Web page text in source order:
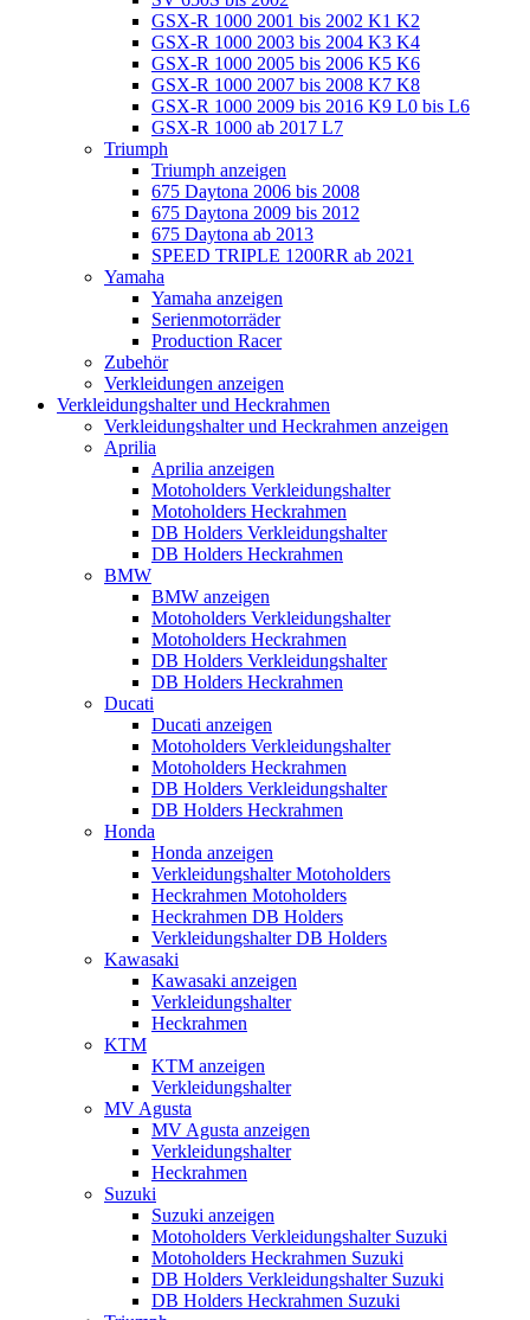
GSX-R 1000 2001 bis 2002 K1 K2
GSX-R 1000 2003 bis 2004 K3 K4
GSX-R 1000 2005 bis 2006 K5 K6
GSX-R 1000 2007 bis 2008 K7 K8
GSX-R 1000 2009 bis 2016 K9 L0 bis L6
GSX-R 1000 ab 2017 L7
Triumph
Triumph anzeigen
675 Daytona 2006 bis 2008
675 Daytona 2009 bis 2012
675 Daytona ab 2013
SPEED TRIPLE 1200RR ab 2021
Yamaha
Yamaha anzeigen
Serienmotorräder
Production Racer
Zubehör
Verkleidungen anzeigen
Verkleidungshalter und Heckrahmen
Verkleidungshalter und Heckrahmen anzeigen
Aprilia
Aprilia anzeigen
Motoholders Verkleidungshalter
Motoholders Heckrahmen
DB Holders Verkleidungshalter
DB Holders Heckrahmen
BMW
BMW anzeigen
Motoholders Verkleidungshalter
Motoholders Heckrahmen
DB Holders Verkleidungshalter
DB Holders Heckrahmen
Ducati
Ducati anzeigen
Motoholders Verkleidungshalter
Motoholders Heckrahmen
DB Holders Verkleidungshalter
DB Holders Heckrahmen
Honda
Honda anzeigen
Verkleidungshalter Motoholders
Heckrahmen Motoholders
Heckrahmen DB Holders
Verkleidungshalter DB Holders
Kawasaki
Kawasaki anzeigen
Verkleidungshalter
Heckrahmen
KTM
KTM anzeigen
Verkleidungshalter
MV Agusta
MV Agusta anzeigen
Verkleidungshalter
Heckrahmen
Suzuki
Suzuki anzeigen
Motoholders Verkleidungshalter Suzuki
Motoholders Heckrahmen Suzuki
DB Holders Verkleidungshalter Suzuki
DB Holders Heckrahmen Suzuki